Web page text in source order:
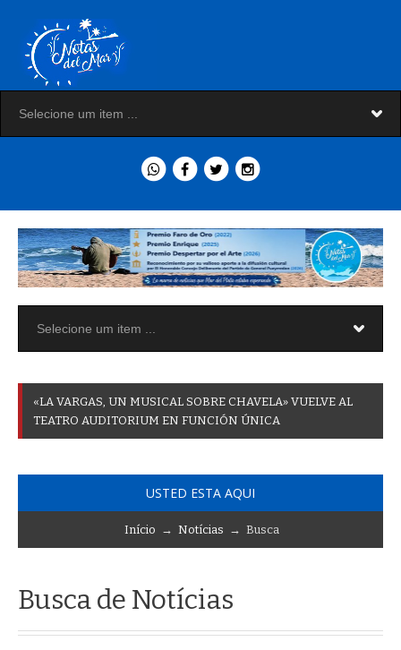
«LA VARGAS UN MUSICAL SOBRE CHAVELA» VUELVE AL
TEATRO AUDITORIUM EN FUNCIÓN ÚNICA
USTED ESTA AQUI
Início → Notícias → Busca
Busca de Notícias